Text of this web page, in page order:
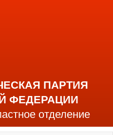
ПАРТИЯ
ФЕДЕРАЦИИ
отделение